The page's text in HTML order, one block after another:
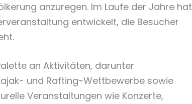
anzuregen. Im Laufe der Jahre hat
entwickelt, die Besucher
an Aktivitäten, darunter
und Rafting-Wettbewerbe sowie
Veranstaltungen wie Konzerte,